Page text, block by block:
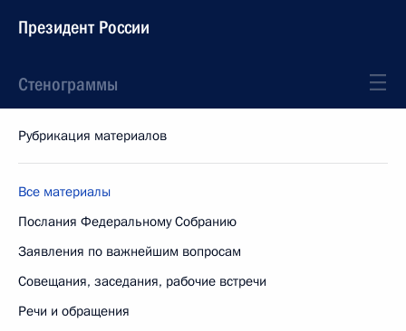
Президент России
Стенограммы
Рубрикация материалов
Все материалы
Послания Федеральному Собранию
Заявления по важнейшим вопросам
Совещания, заседания, рабочие встречи
Речи и обращения